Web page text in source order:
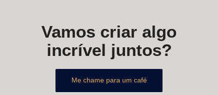
Vamos criar algo
incrível juntos?
Me chame para um café